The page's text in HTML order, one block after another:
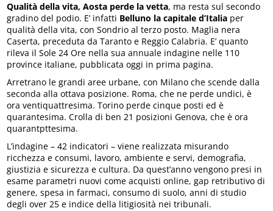
Qualità della vita, Aosta perde la vetta, ma resta sul secondo
gradino del podio. E’ infatti Belluno la capitale d’Italia per
qualità della vita, con Sondrio al terzo posto. Maglia nera
Caserta, preceduta da Taranto e Reggio Calabria. E’ quanto
rileva il Sole 24 Ore nella sua annuale indagine nelle 110
province italiane, pubblicata oggi in prima pagina.
Arretrano le grandi aree urbane, con Milano che scende dalla
seconda alla ottava posizione. Roma, che ne perde undici, è
ora ventiquattresima. Torino perde cinque posti ed è
quarantesima. Crolla di ben 21 posizioni Genova, che è ora
quarantpttesima.
L’indagine – 42 indicatori – viene realizzata misurando
ricchezza e consumi, lavoro, ambiente e servi, demografia,
giustizia e sicurezza e cultura. Da quest’anno vengono presi in
esame parametri nuovi come acquisti online, gap retributivo di
genere, spesa in farmaci, consumo di suolo, anni di studio
degli over 25 e indice della litigiosità nei tribunali.